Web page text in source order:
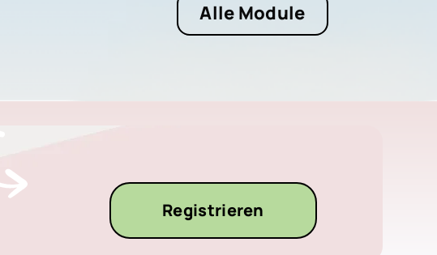
Alle Module
Registrieren